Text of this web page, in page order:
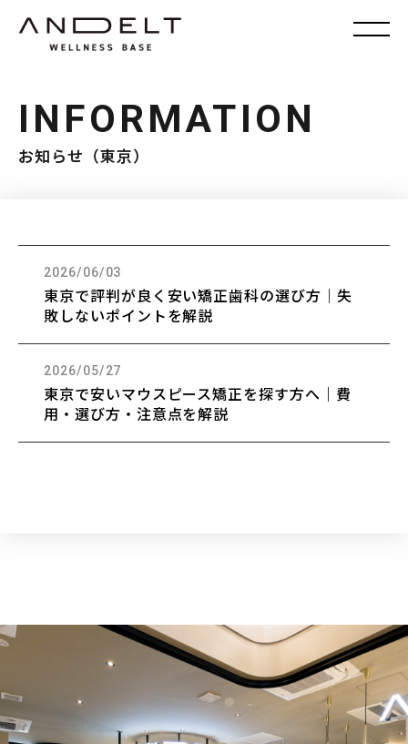
INFORMATION
お知らせ（東京）
2026/06/03
東京で評判が良く安い矯正歯科の選び方｜失
敗しないポイントを解説
2026/05/27
東京で安いマウスピース矯正を探す方へ｜費
用・選び方・注意点を解説